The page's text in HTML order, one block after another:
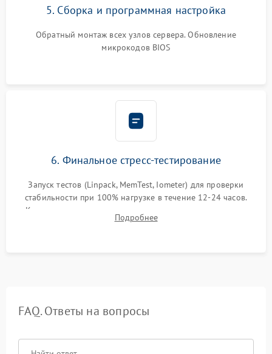
5. Сборка и программная настройка
Обратный монтаж всех узлов сервера. Обновление
микрокодов BIOS
6. Финальное стресс-тестирование
Запуск тестов (Linpack, MemTest, Iometer) для проверки
стабильности при 100% нагрузке в течение 12-24 часов.
Контроль температурных режимов, проверка отсутствия
троттлинга и подготовка сервера к выдаче.
Подробнее
FAQ. Ответы на вопросы